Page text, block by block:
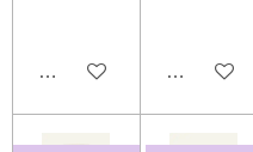
Désactivé Désactivé